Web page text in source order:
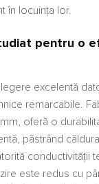
în locuința lor.
pentru o
excelentă
remarcabile.
oferă o
păstrând
conductivității
este redus cu